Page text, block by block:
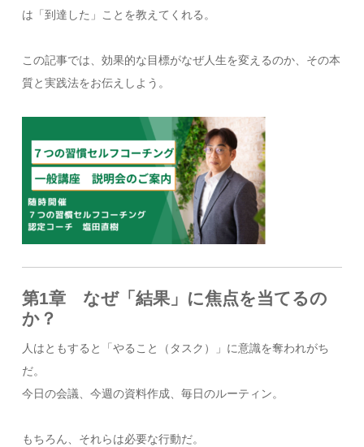
は「到達した」ことを教えてくれる。
この記事では、効果的な目標がなぜ人生を変えるのか、その本
質と実践法をお伝えしよう。
第1章 なぜ「結果」に焦点を当てるの
か？
人はともすると「やること（タスク）」に意識を奪われがち
だ。
今日の会議、今週の資料作成、毎日のルーティン。
もちろん、それらは必要な行動だ。